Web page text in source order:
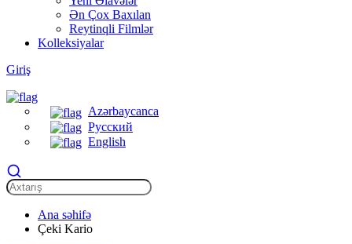
Ən Çox Baxılan
Reytinqli Filmlər
Kolleksiyalar
Giriş
Azərbaycanca
Русский
English
Ana səhifə
Çeki Kario